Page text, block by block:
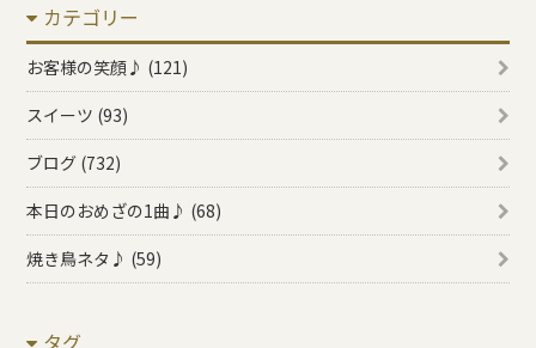
イ
ブ
カテゴリー
お客様の笑顔♪ (121)
スイーツ (93)
ブログ (732)
本日のおめざの1曲♪ (68)
焼き鳥ネタ♪ (59)
タグ